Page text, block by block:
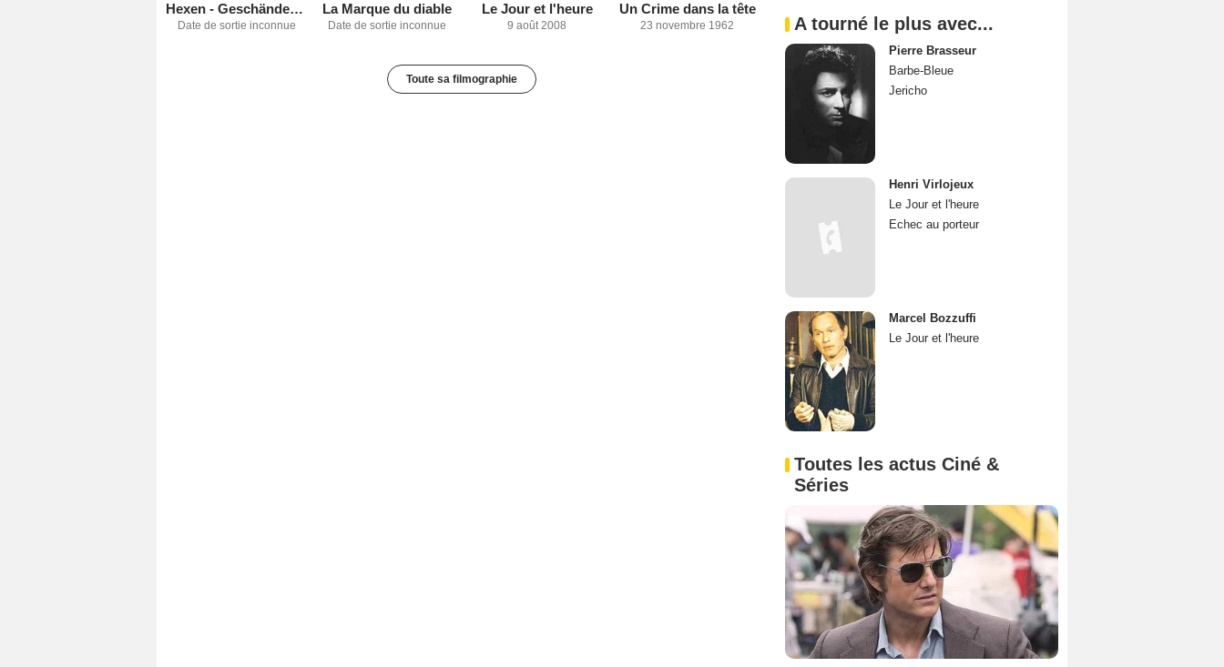
Hexen - Geschändet und zu Tode gequält
Date de sortie inconnue
La Marque du diable
Date de sortie inconnue
Le Jour et l'heure
9 août 2008
Un Crime dans la tête
23 novembre 1962
Toute sa filmographie
A tourné le plus avec...
Pierre Brasseur
Barbe-Bleue
Jericho
Henri Virlojeux
Le Jour et l'heure
Echec au porteur
Marcel Bozzuffi
Le Jour et l'heure
Toutes les actus Ciné &
Séries